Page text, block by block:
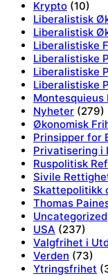
Krypto (10)
Liberalistisk
Liberalistisk
Liberalistiske
Liberalistiske
Liberalistiske
Liberalistiske
Nyheter (279)
Økonomisk
Prinsipper for
Privatisering i
Ruspolitisk
Sivile
Skattepolitikk
Thomas
Uncategorized
USA (237)
Valgfrihet i
Verden (73)
Ytringsfrihet